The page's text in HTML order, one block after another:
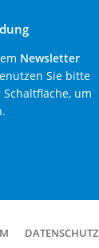
Newsletter
Sie bitte
um
DATENSCHUTZ